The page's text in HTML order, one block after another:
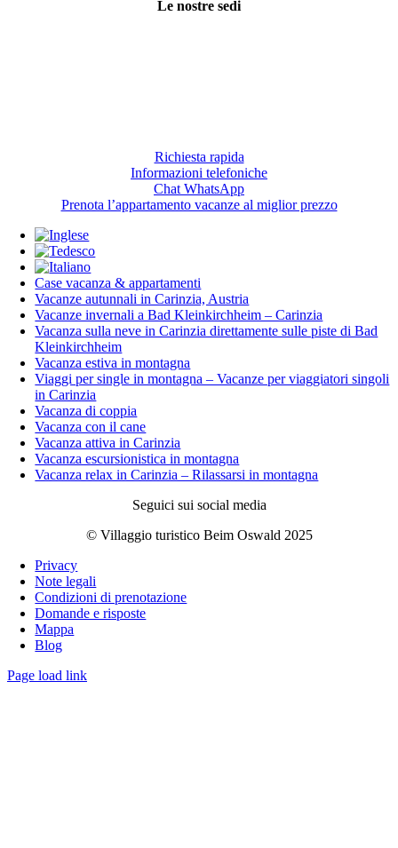
Le nostre sedi
Richiesta rapida
Informazioni telefoniche
Chat WhatsApp
Prenota l’appartamento vacanze al miglior prezzo
Case vacanza & appartamenti
Vacanze autunnali in Carinzia, Austria
Vacanze invernali a Bad Kleinkirchheim – Carinzia
Vacanza sulla neve in Carinzia direttamente sulle piste di Bad
Kleinkirchheim
Vacanza estiva in montagna
Viaggi per single in montagna – Vacanze per viaggiatori singoli
in Carinzia
Vacanza di coppia
Vacanza con il cane
Vacanza attiva in Carinzia
Vacanza escursionistica in montagna
Vacanza relax in Carinzia – Rilassarsi in montagna
Seguici sui social media
© Villaggio turistico Beim Oswald 2025
Privacy
Note legali
Condizioni di prenotazione
Domande e risposte
Mappa
Blog
Page load link